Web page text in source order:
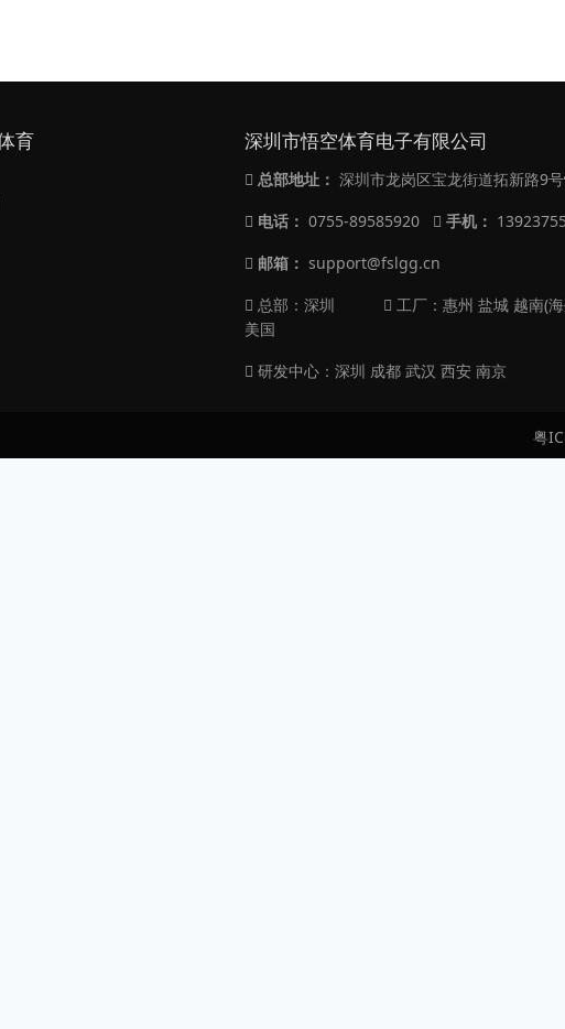
育 深圳市悟空体育电子有限公司
总部地址： 深圳市龙岗区宝龙街道拓新路9
电话： 0755-89585920 手机：
邮箱： support@fslgg.cn
总部：深圳
工厂：惠州 盐城 越南(
美国
研发中心：深圳 成都 武汉 西安 南京
粤